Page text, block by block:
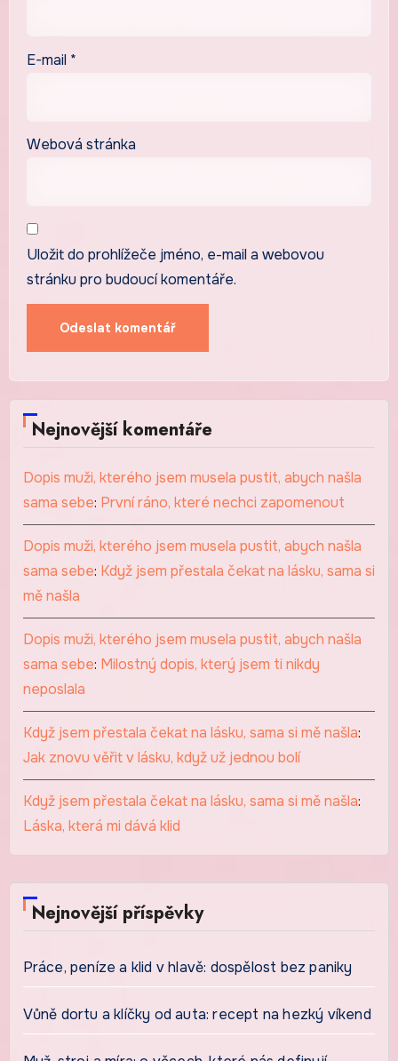
E-mail *
Webová stránka
Uložit do prohlížeče jméno, e-mail a webovou
stránku pro budoucí komentáře.
Nejnovější komentáře
Dopis muži, kterého jsem musela pustit, abych našla
sama sebe: První ráno, které nechci zapomenout
Dopis muži, kterého jsem musela pustit, abych našla
sama sebe: Když jsem přestala čekat na lásku, sama si
mě našla
Dopis muži, kterého jsem musela pustit, abych našla
sama sebe: Milostný dopis, který jsem ti nikdy
neposlala
Když jsem přestala čekat na lásku, sama si mě našla:
Jak znovu věřit v lásku, když už jednou bolí
Když jsem přestala čekat na lásku, sama si mě našla:
Láska, která mi dává klid
Nejnovější příspěvky
Práce, peníze a klid v hlavě: dospělost bez paniky
Vůně dortu a klíčky od auta: recept na hezký víkend